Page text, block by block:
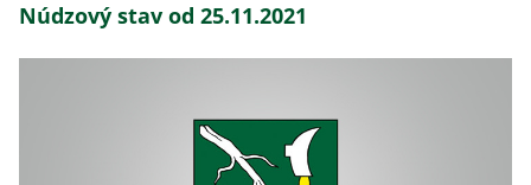
Núdzový stav od 25.11.2021